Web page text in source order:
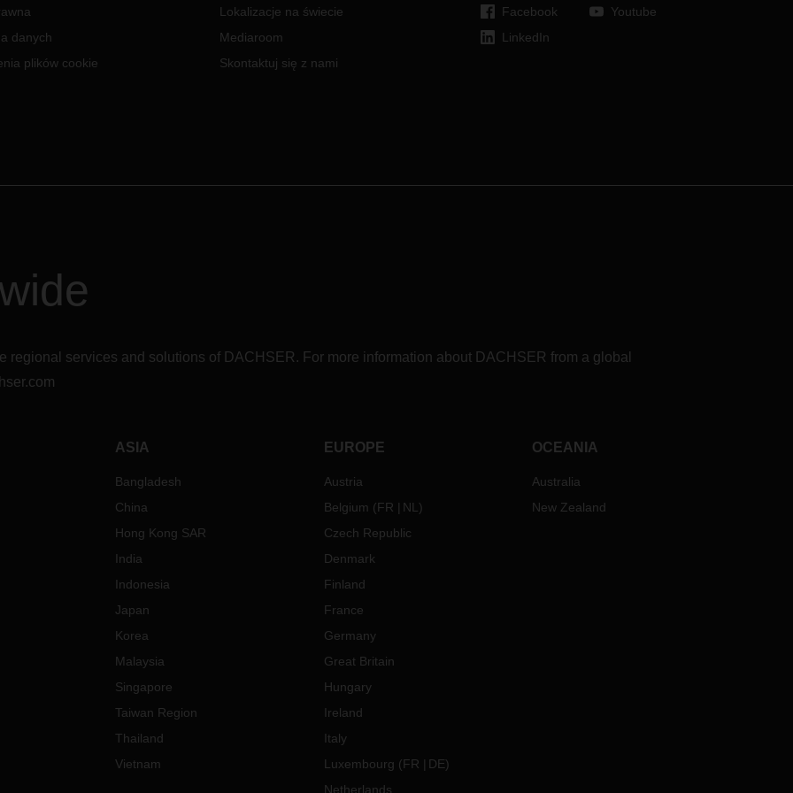
danych
plików cookie
Lokalizacje na świecie
Mediaroom
Skontaktuj się z nami
Facebook
LinkedIn
Youtube
regional services and solutions of DACHSER. For more information about DACHSER from a global
ASIA
Bangladesh
China
Hong Kong SAR
India
Indonesia
Japan
Korea
Malaysia
Singapore
Taiwan Region
Thailand
Vietnam
EUROPE
Austria
Belgium (FR NL )
Czech Republic
Denmark
Finland
France
Germany
Great Britain
Hungary
Ireland
Italy
Luxembourg (FR DE)
Netherlands
OCEANIA
Australia
New Zealand